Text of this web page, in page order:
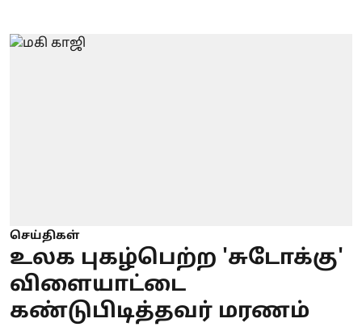
செய்திகள்
உலக புகழ்பெற்ற 'சுடோக்கு'
விளையாட்டை
கண்டுபிடித்தவர் மரணம்